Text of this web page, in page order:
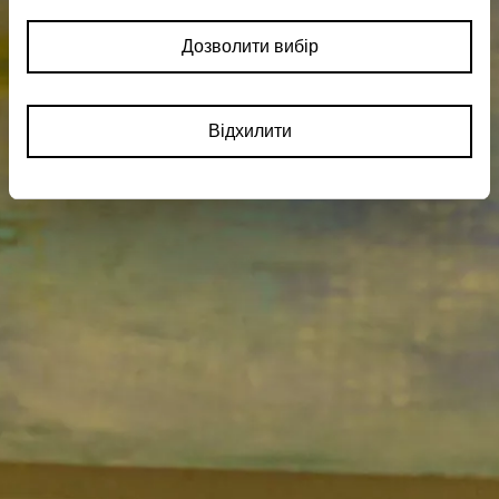
Дозволити вибір
Відхилити